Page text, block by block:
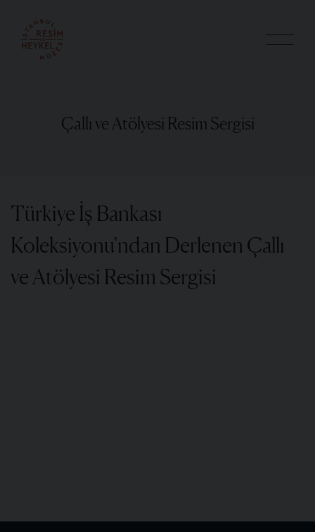
Çallı ve Atölyesi Resim Sergisi
Türkiye İş Bankası
Koleksiyonu'ndan Derlenen Çallı
ve Atölyesi Resim Sergisi